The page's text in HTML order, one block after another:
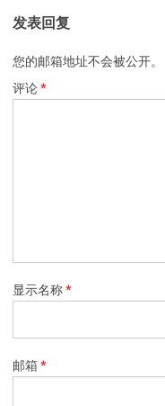
发表回复
您的邮箱地址不会被公开。
评论*
显示名称*
邮箱*